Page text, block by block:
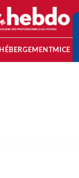
HÉBERGEMENTMICE